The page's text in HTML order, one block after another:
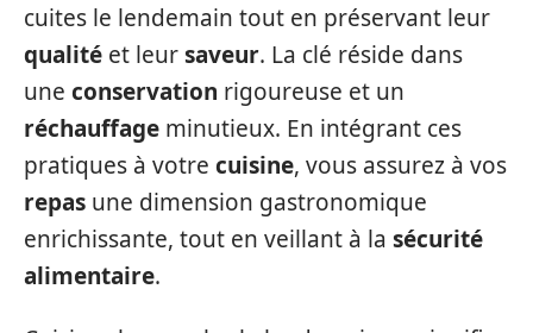
cuites le lendemain tout en préservant leur
qualité et leursaveur. La clé réside dans
une conservation rigoureuse et un
réchauffage minutieux. En intégrant ces
pratiques à votre cuisine, vous assurez à vos
repas une dimension gastronomique
enrichissante, tout en veillant à la sécurité
alimentaire.